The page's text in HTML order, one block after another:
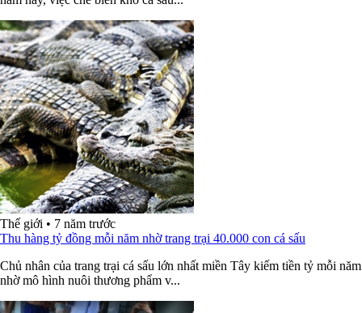
Thế giới • 7 năm trước
Thu hàng tỷ đồng mỗi năm nhờ trang trại 40.000 con cá sấu
Chủ nhân của trang trại cá sấu lớn nhất miền Tây kiếm tiền tỷ mỗi năm
nhờ mô hình nuôi thương phẩm v...